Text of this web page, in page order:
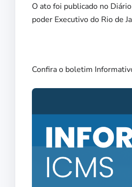
O ato foi publicado no
poder Executivo do Rio de
Confira o boletim